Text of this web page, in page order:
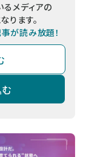
るメディアの
ります。
が読み放題！